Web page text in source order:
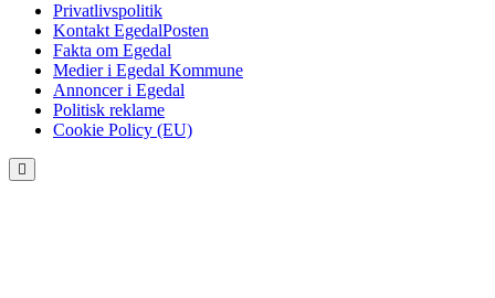
Privatlivspolitik
Kontakt EgedalPosten
Fakta om Egedal
Medier i Egedal Kommune
Annoncer i Egedal
Politisk reklame
Cookie Policy (EU)
Scroll
to